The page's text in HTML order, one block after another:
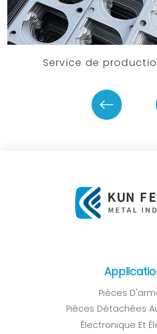
Service de
Pièces
Pièces Détachées
Électronique Et